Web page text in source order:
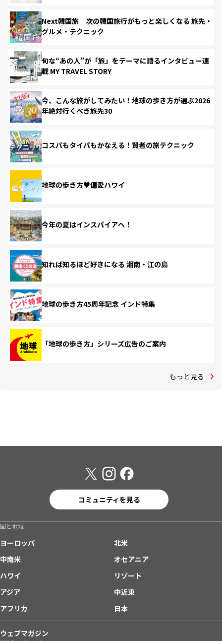
Next韓国旅 次の韓国旅行がもっと楽しくなる 旅先・
グルメ・テクニック
旬な“あの人”が「旅」をテーマに語るインタビュー連
載 MY TRAVEL STORY
今、こんな旅がしてみたい！地球の歩き方が選ぶ2026
年絶対行くべき旅先30
コスパもタイパもかなえる！賢者の旅テクニック
地球の歩き方♥偏愛ハワイ
今年の夏はインスパイアへ！
知れば知るほど好きになる 湘南・江の島
地球の歩き方45周年記念 インド特集
「地球の歩き方」シリーズ広告のご案内
もっと見る
コミュニティを見る
国と地域
ヨーロッパ
北米
中南米
オセアニア
ハワイ
リゾート
アジア
中近東
アフリカ
日本
ウェブマガジン